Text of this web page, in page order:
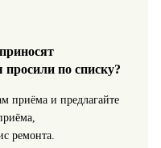
по списку?
приёма и предлагайте
ремонта.